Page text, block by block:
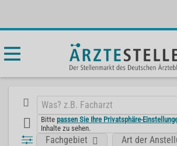
Bittepassen Sie Ihre Privatsphäre-
Inhalte zu sehen.
Fachgebiet Art der